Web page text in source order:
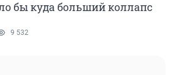
бы куда больший коллапс
9 532